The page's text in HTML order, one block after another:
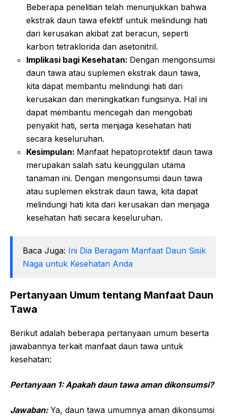
Beberapa penelitian telah menunjukkan bahwa
ekstrak daun tawa efektif untuk melindungi hati
dari kerusakan akibat zat beracun, seperti
karbon tetraklorida dan asetonitril.
Implikasi bagi Kesehatan: Dengan mengonsumsi
daun tawa atau suplemen ekstrak daun tawa,
kita dapat membantu melindungi hati dari
kerusakan dan meningkatkan fungsinya. Hal ini
dapat membantu mencegah dan mengobati
penyakit hati, serta menjaga kesehatan hati
secara keseluruhan.
Kesimpulan: Manfaat hepatoprotektif daun tawa
merupakan salah satu keunggulan utama
tanaman ini. Dengan mengonsumsi daun tawa
atau suplemen ekstrak daun tawa, kita dapat
melindungi hati kita dari kerusakan dan menjaga
kesehatan hati secara keseluruhan.
Baca Juga: Ini Dia Beragam Manfaat Daun Sisik
Naga untuk Kesehatan Anda
Pertanyaan Umum tentang Manfaat Daun
Tawa
Berikut adalah beberapa pertanyaan umum beserta
jawabannya terkait manfaat daun tawa untuk
kesehatan:
Pertanyaan 1: Apakah daun tawa aman dikonsumsi?
Jawaban:Ya, daun tawa umumnya aman dikonsumsi